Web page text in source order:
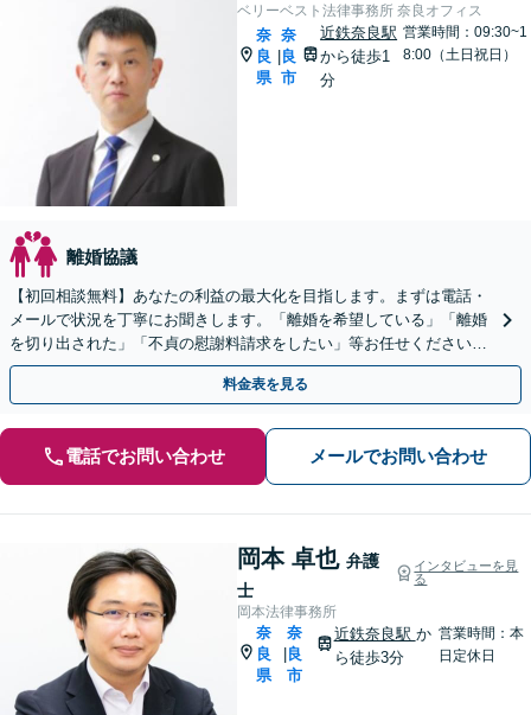
ベリーベスト法律事務所 奈良オフィス
奈
良
県
奈
良
市
近鉄奈良駅
から徒歩1
分
営業時間：09:30~1
8:00（土日祝日）
離婚協議
【初回相談無料】あなたの利益の最大化を目指します。まずは電話・
メールで状況を丁寧にお聞きします。「離婚を希望している」「離婚
を切り出された」「不貞の慰謝料請求をしたい」等お任せください。
【リーズナブルな料金設定】
料金表を見る
電話でお問い合わせ メールでお問い合わせ
岡本 卓也 弁護
士
インタビューを見
る
岡本法律事務所
奈
良
県
奈
良
市
近鉄奈良駅 か
ら徒歩3分
営業時間：本
日定休日